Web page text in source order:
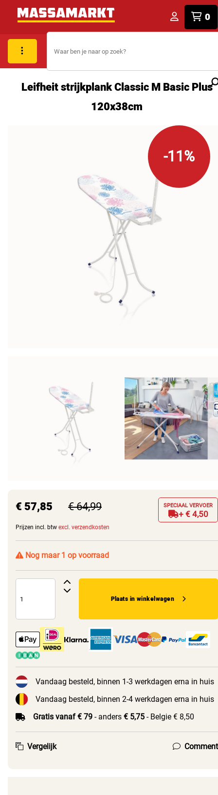
0
Leifheit strijkplank Classic M Basic Plus
120x38cm
-11%
€ 57,85 € 64,99 SPECIAAL VERVOER
+ € 4,50
Prijzen incl. btw excl. verzendkosten
Nog maar 1 op voorraad
Plaats in winkelwagen
Vandaag besteld, binnen 1-3 werkdagen erna in huis
Vandaag besteld, binnen 2-4 werkdagen erna in huis
Gratis vanaf € 79 - anders € 5,75 - Belgie € 8,50
Vergelijk Comment